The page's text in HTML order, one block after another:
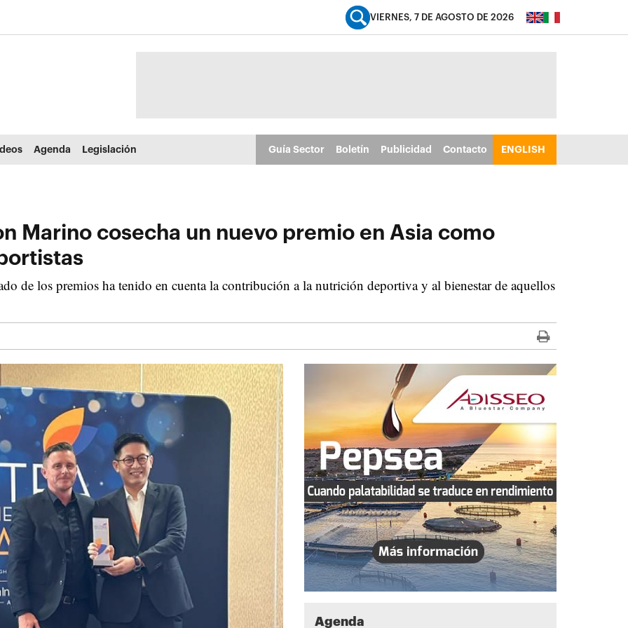
VIERNES, 7 DE AGOSTO DE 2026
Agenda Legislación Guía Sector Boletín Publicidad Contacto ENGLISH
Marino cosecha un nuevo premio en Asia como
de los premios ha tenido en cuenta la contribución a la nutrición deportiva y al bienestar de aquellos
Agenda